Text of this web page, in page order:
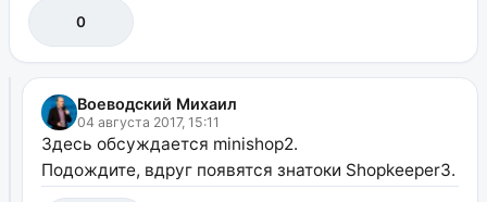
0
Воеводский Михаил
04 августа 2017, 15:11
Здесь обсуждается minishop2.
Подождите, вдруг появятся знатоки Shopkeeper3.